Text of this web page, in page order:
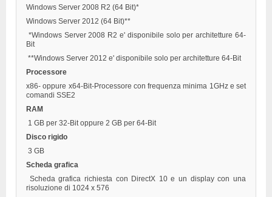
Windows Server 2008 R2 (64 Bit)*
Windows Server 2012 (64 Bit)**
*Windows Server 2008 R2 e' disponibile solo per architetture 64-
Bit
**Windows Server 2012 e' disponibile solo per architetture 64-Bit
Processore
x86- oppure x64-Bit-Processore con frequenza minima 1GHz e set
comandi SSE2
RAM
1 GB per 32-Bit oppure 2 GB per 64-Bit
Disco rigido
3 GB
Scheda grafica
Scheda grafica richiesta con DirectX 10 e un display con una
risoluzione di 1024 x 576